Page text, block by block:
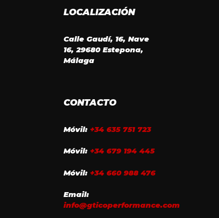
LOCALIZACIÓN
Calle Gaudí, 16, Nave
16, 29680 Estepona,
Málaga
CONTACTO
Móvil: +34 635 751 723
Móvil: +34 679 194 445
Móvil: +34 660 988 476
Email:
info@gticoperformance.com